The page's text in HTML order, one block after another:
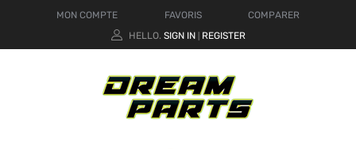
MON COMPTE FAVORIS
COMPARER
HELLO. SIGN IN REGISTER